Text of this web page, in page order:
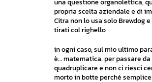
una questione organolettica,
propria scelta aziendale e di
Citra non lo usa solo Brewdog
tirati col righello
in ogni caso, sul mio ultimo
è… matematica. per passare da
quadruplicare e non ci riesci
morto in botte perché